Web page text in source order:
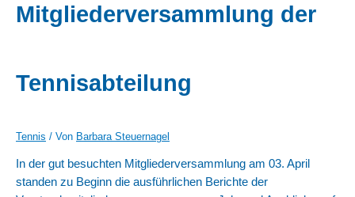
Mitgliederversammlung der
Tennisabteilung
Tennis / Von Barbara Steuernagel
In der gut besuchten Mitgliederversammlung am 03. April
standen zu Beginn die ausführlichen Berichte der